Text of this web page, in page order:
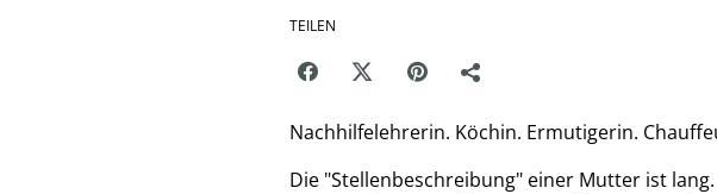
TEILEN
Nachhilfelehrerin. Köchin. Ermutigerin.
Die "Stellenbeschreibung" einer Mutter ist